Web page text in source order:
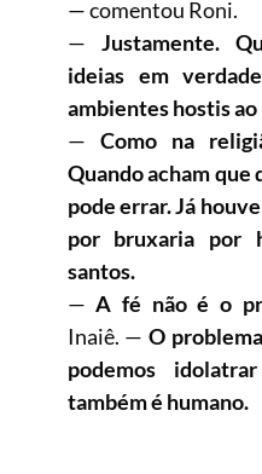
— comentou Roni.
— Justamente.
ideias em
ambientes hostis
— Como na
Quando acham que
pode errar. Já
por bruxaria por
santos.
—A fé não é o
Inaiê. —O
podemos
também é humano.